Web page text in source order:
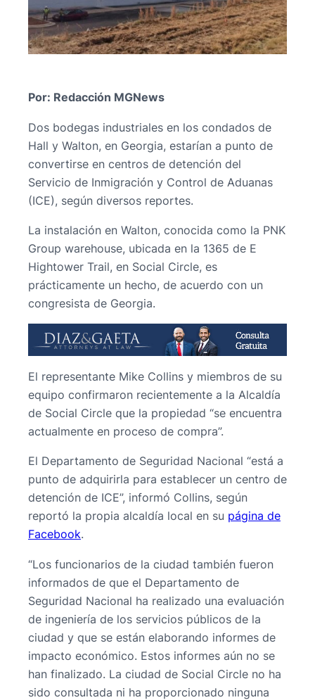
Por: Redacción MGNews
Dos bodegas industriales en los condados de
Hall y Walton, en Georgia, estarían a punto de
convertirse en centros de detención del
Servicio de Inmigración y Control de Aduanas
(ICE), según diversos reportes.
La instalación en Walton, conocida como la PNK
Group warehouse, ubicada en la 1365 de E
Hightower Trail, en Social Circle, es
prácticamente un hecho, de acuerdo con un
congresista de Georgia.
El representante Mike Collins y miembros de su
equipo confirmaron recientemente a la Alcaldía
de Social Circle que la propiedad “se encuentra
actualmente en proceso de compra”.
El Departamento de Seguridad Nacional “está a
punto de adquirirla para establecer un centro de
detención de ICE”, informó Collins, según
reportó la propia alcaldía local en su página de
Facebook.
“Los funcionarios de la ciudad también fueron
informados de que el Departamento de
Seguridad Nacional ha realizado una evaluación
de ingeniería de los servicios públicos de la
ciudad y que se están elaborando informes de
impacto económico. Estos informes aún no se
han finalizado. La ciudad de Social Circle no ha
sido consultada ni ha proporcionado ninguna